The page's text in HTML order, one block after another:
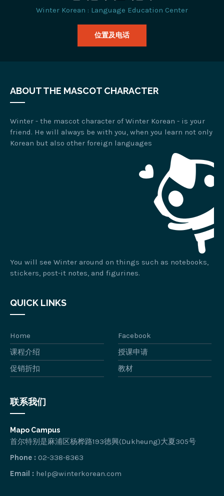
Winter Korean : Language Education Center
位置及电话
ABOUT THE MASCOT CHARACTER
Winter - the mascot character of Winter Korean - is your
friend. He will always be with you, when you learn not only
Korean but also other foreign languages
You will see Winter around on things such as notebooks,
stickers, post-it notes, and figurines.
QUICK LINKS
Home
Facebook
课程介绍
授课申请
促销折扣
教材
联系我们
Mapo Campus
首尔特别是麻浦区杨桦路193徳興(Dukheung)大夏305号
Phone : 02-338-8363
Email : help@winterkorean.com